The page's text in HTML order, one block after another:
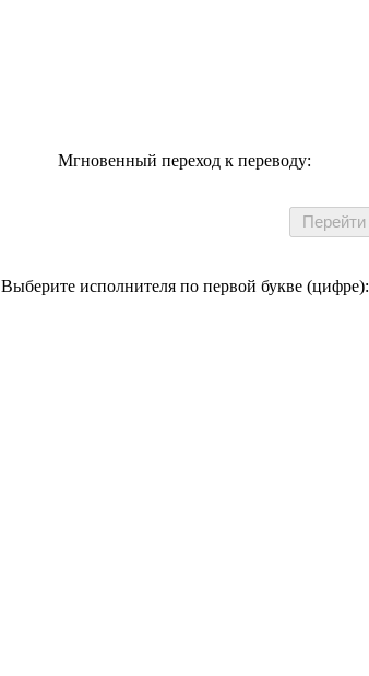
Мгновенный переход к переводу:
Выберите исполнителя по первой букве (цифре):